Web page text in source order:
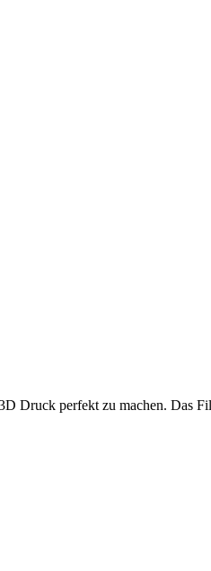
Druck perfekt zu machen. Das